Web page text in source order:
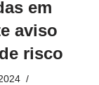
em
aviso
risco